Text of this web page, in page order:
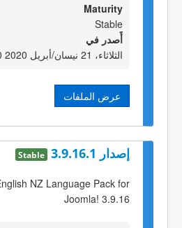
Maturity
Stable
أٌصدر في
الثلاثاء، 21 نيسان/أبريل 2020 09:00
عرض الملفات
إصدار 3.9.16.1 Stable
NZ Language Pack for
Joomla! 3.9.16